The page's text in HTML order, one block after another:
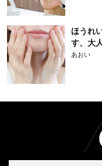
ほうれ
す、大
あおい